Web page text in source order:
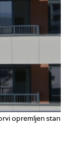
opremljen stan